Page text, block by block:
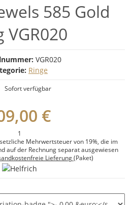
585 Gold
VGR020
VGR020
Ringe
Sofort verfügbar
€
1
Mehrwertsteuer von 19%, die im
auf der Rechnung separat ausgewiesen
Lieferung(Paket)